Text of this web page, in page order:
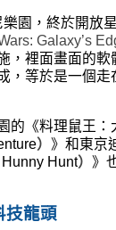
園，終於開放
Galaxy’s
，裡面畫面的軟
，等於是一個
的《料理鼠王：
） 》和東京
Hunny Hunt） 》
技龍頭